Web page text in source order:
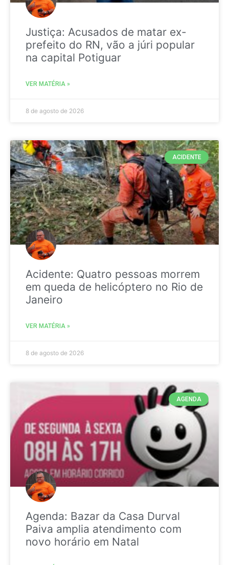
Justiça: Acusados de matar ex-
prefeito do RN, vão a júri popular
na capital Potiguar
VER MATÉRIA »
8 de agosto de 2026
ACIDENTE
Acidente: Quatro pessoas morrem
em queda de helicóptero no Rio de
Janeiro
VER MATÉRIA »
8 de agosto de 2026
AGENDA
Agenda: Bazar da Casa Durval
Paiva amplia atendimento com
novo horário em Natal